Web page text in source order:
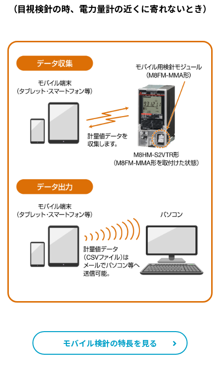
（目視検針の時、電力量計の近くに寄れないとき）
モバイル検針の特長を見る